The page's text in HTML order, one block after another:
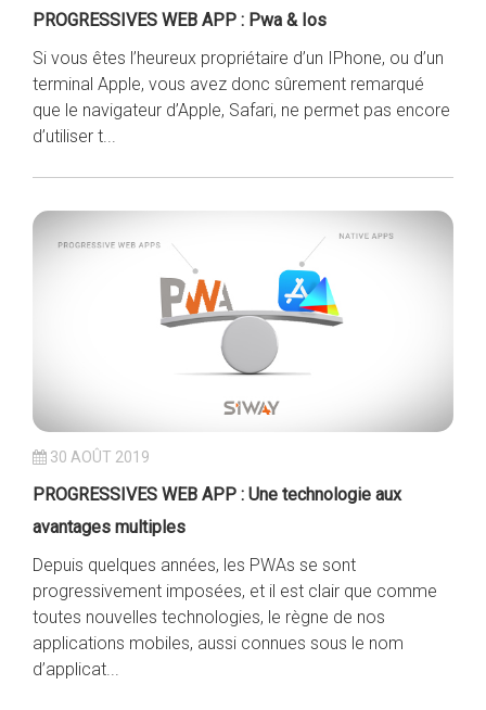
PROGRESSIVES WEB APP : Pwa & Ios
Si vous êtes l’heureux propriétaire d’un IPhone, ou d’un
terminal Apple, vous avez donc sûrement remarqué
que le navigateur d’Apple, Safari, ne permet pas encore
d’utiliser t...
30 AOÛT 2019
PROGRESSIVES WEB APP : Une technologie aux
avantages multiples
Depuis quelques années, les PWAs se sont
progressivement imposées, et il est clair que comme
toutes nouvelles technologies, le règne de nos
applications mobiles, aussi connues sous le nom
d’applicat...